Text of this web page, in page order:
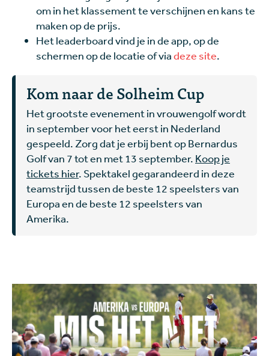
om in het klassement te verschijnen en kans te
maken op de prijs.
Het leaderboard vind je in de app, op de
schermen op de locatie of viadeze site.
Kom naar de Solheim Cup
Het grootste evenement in vrouwengolf wordt
in september voor het eerst in Nederland
gespeeld. Zorg dat je erbij bent op Bernardus
Golf van 7 tot en met 13 september. Koop je
tickets hier. Spektakel gegarandeerd in deze
teamstrijd tussen de beste 12 speelsters van
Europa en de beste 12 speelsters van
Amerika.